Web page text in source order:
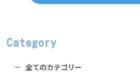
Category
全てのカテゴリー